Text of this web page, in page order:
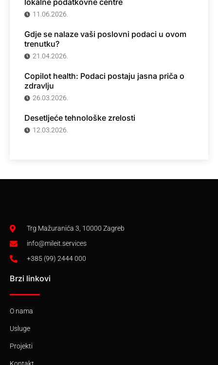
lokalne podatkovne centre
11.06.2026.
Gdje se nalaze vaši poslovni podaci u ovom
trenutku?
21.04.2026.
Copilot health: Podaci postaju jasna priča o
zdravlju
26.03.2026.
Desetljeće tehnološke zrelosti
12.03.2026.
Trg Mažuranića 3, 10000 Zagreb
info@mileit.services
+385 (99) 2444 000
Brzi linkovi
O nama
Usluge
Projekti